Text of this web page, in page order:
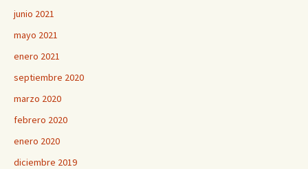
junio 2021
mayo 2021
enero 2021
septiembre 2020
marzo 2020
febrero 2020
enero 2020
diciembre 2019